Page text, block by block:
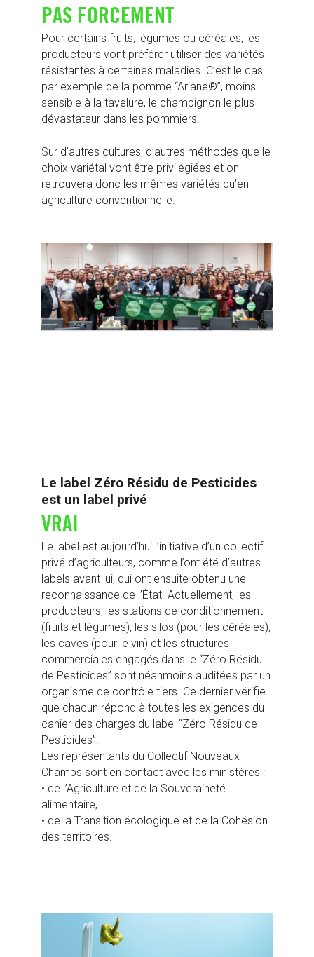
PAS FORCEMENT
Pour certains fruits, légumes ou céréales, les
producteurs vont préférer utiliser des variétés
résistantes à certaines maladies. C’est le cas
par exemple de la pomme “Ariane®”, moins
sensible à la tavelure, le champignon le plus
dévastateur dans les pommiers.
Sur d’autres cultures, d’autres méthodes que le
choix variétal vont être privilégiées et on
retrouvera donc les mêmes variétés qu’en
agriculture conventionnelle.
Le label Zéro Résidu de Pesticides
est un label privé
VRAI
Le label est aujourd’hui l’initiative d’un collectif
privé d’agriculteurs, comme l’ont été d’autres
labels avant lui, qui ont ensuite obtenu une
reconnaissance de l’État. Actuellement, les
producteurs, les stations de conditionnement
(fruits et légumes), les silos (pour les céréales),
les caves (pour le vin) et les structures
commerciales engagés dans le “Zéro Résidu
de Pesticides” sont néanmoins auditées par un
organisme de contrôle tiers. Ce dernier vérifie
que chacun répond à toutes les exigences du
cahier des charges du label “Zéro Résidu de
Pesticides”.
Les représentants du Collectif Nouveaux
Champs sont en contact avec les ministères :
• de l’Agriculture et de la Souveraineté
alimentaire,
• de la Transition écologique et de la Cohésion
des territoires.